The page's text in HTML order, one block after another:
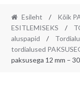
Esileht /
Kõik
ESITLEMISEKS
/
aluspapid
/
tordialused
paksusega 12 mm –